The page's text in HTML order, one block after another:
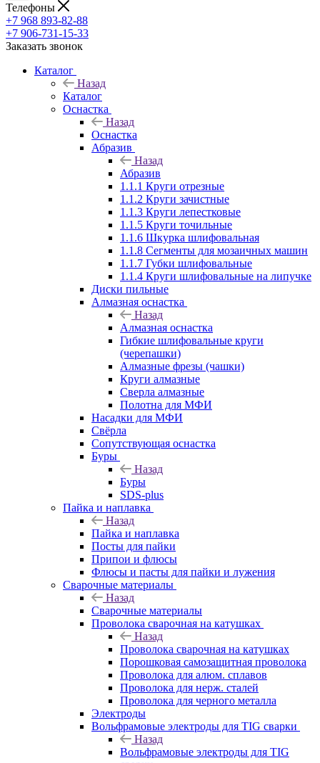
Телефоны
+7 968 893-82-88
+7 906-731-15-33
Заказать звонок
Каталог
Назад
Каталог
Оснастка
Назад
Оснастка
Абразив
Назад
Абразив
1.1.1 Круги отрезные
1.1.2 Круги зачистные
1.1.3 Круги лепестковые
1.1.5 Круги точильные
1.1.6 Шкурка шлифовальная
1.1.8 Сегменты для мозаичных машин
1.1.7 Губки шлифовальные
1.1.4 Круги шлифовальные на липучке
Диски пильные
Алмазная оснастка
Назад
Алмазная оснастка
Гибкие шлифовальные круги
(черепашки)
Алмазные фрезы (чашки)
Круги алмазные
Сверла алмазные
Полотна для МФИ
Насадки для МФИ
Свёрла
Сопутствующая оснастка
Буры
Назад
Буры
SDS-plus
Пайка и наплавка
Назад
Пайка и наплавка
Посты для пайки
Припои и флюсы
Флюсы и пасты для пайки и лужения
Сварочные материалы
Назад
Сварочные материалы
Проволока сварочная на катушках
Назад
Проволока сварочная на катушках
Порошковая самозащитная проволока
Проволока для алюм. сплавов
Проволока для нерж. сталей
Проволока для черного металла
Электроды
Вольфрамовые электроды для TIG сварки
Назад
Вольфрамовые электроды для TIG